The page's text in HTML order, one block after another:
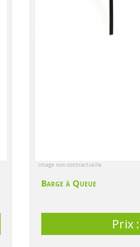
image non contractuelle
Barge à Queue
Prix :